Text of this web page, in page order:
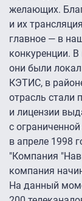
желающих.
и их
главное — в
конкуренции. В
они были
КЭТИС, в
отрасль стали
и лицензии
с
в апреле 1998
"Компания
компания
На данный